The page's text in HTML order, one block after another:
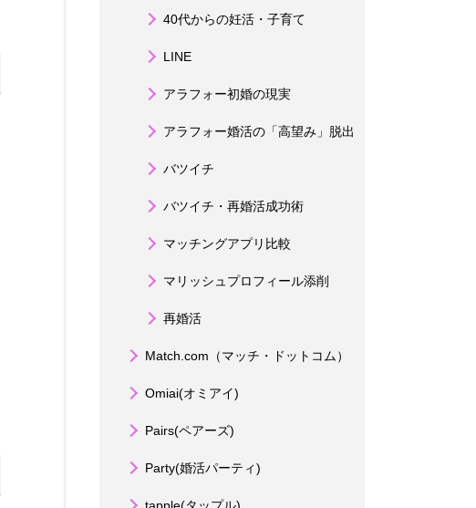
40代からの妊活・子育て
LINE
アラフォー初婚の現実
アラフォー婚活の「高望み」脱出
バツイチ
バツイチ・再婚活成功術
マッチングアプリ比較
マリッシュプロフィール添削
再婚活
Match.com（マッチ・ドットコム）
Omiai(オミアイ)
Pairs(ペアーズ)
Party(婚活パーティ)